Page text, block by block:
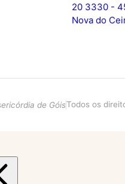
20 3330 -
Nova do
de GóisTodos os